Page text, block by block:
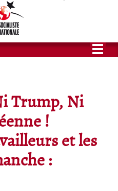
Trump, Ni
!
et les
: